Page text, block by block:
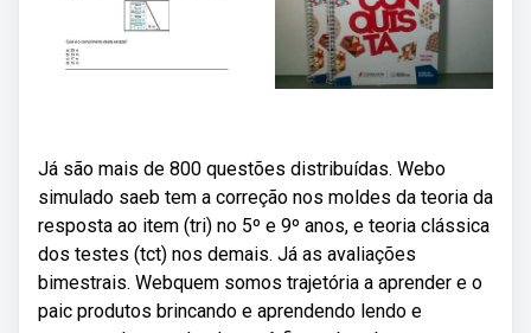
Já são mais de 800 questões distribuídas. Webo
simulado saeb tem a correção nos moldes da teoria da
resposta ao item (tri) no 5º e 9º anos, e teoria clássica
dos testes (tct) nos demais. Já as avaliações
bimestrais. Webquem somos trajetória a aprender e o
paic produtos brincando e aprendendo lendo e